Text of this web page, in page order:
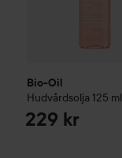
Bio-Oil
Hudvårdsolja 125 ml
229 kr